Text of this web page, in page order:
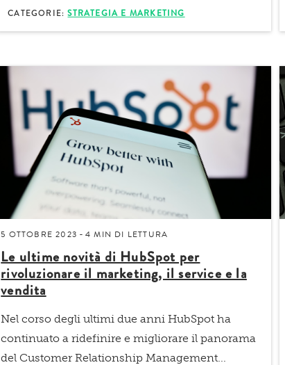
CATEGORIE:STRATEGIA E MARKETING
5 OTTOBRE 2023 -4 MIN DI LETTURA
Le ultime novità di HubSpot per
rivoluzionare il marketing, il service e la
vendita
Nel corso degli ultimi due anni HubSpot ha
continuato a ridefinire e migliorare il panorama
delCustomer Relationship Management...